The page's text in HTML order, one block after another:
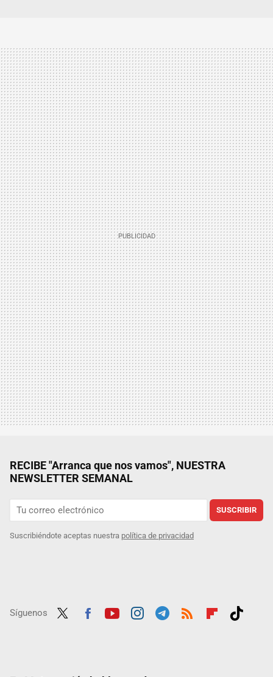
RECIBE "Arranca que nos vamos", NUESTRA
NEWSLETTER SEMANAL
SUSCRIBIR
Suscribiéndote aceptas nuestra política de privacidad
Síguenos